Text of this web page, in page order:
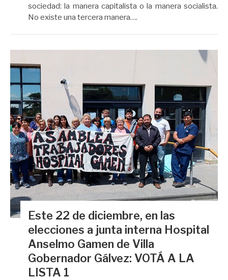
sociedad: la manera capitalista o la manera socialista.
No existe una tercera manera….
Este 22 de diciembre, en las
elecciones a junta interna Hospital
Anselmo Gamen de Villa
Gobernador Gálvez: VOTÁ A LA
LISTA 1